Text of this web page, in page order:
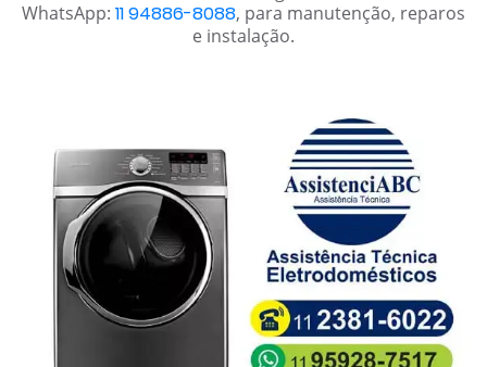
WhatsApp: 11 94886-8088, para manutenção, reparos
e instalação.